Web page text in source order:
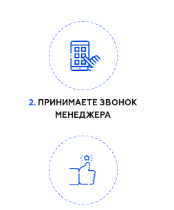
2. ПРИНИМАЕТЕ ЗВОНОК
МЕНЕДЖЕРА